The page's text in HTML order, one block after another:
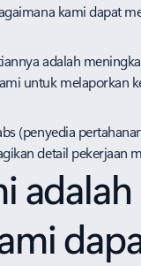
kami dapat
adalah
untuk melaporkan
(penyedia
detail pekerjaan